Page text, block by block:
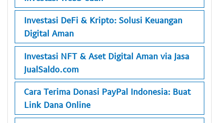
Investasi DeFi & Kripto: Solusi Keuangan
Digital Aman
Investasi NFT & Aset Digital Aman via Jasa
JualSaldo.com
Cara Terima Donasi PayPal Indonesia: Buat
Link Dana Online